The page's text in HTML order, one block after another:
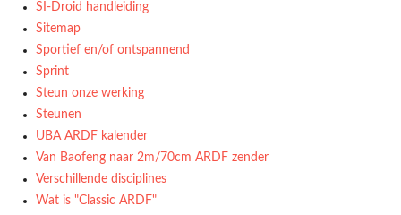
SI-Droid handleiding
Sitemap
Sportief en/of ontspannend
Sprint
Steun onze werking
Steunen
UBA ARDF kalender
Van Baofeng naar 2m/70cm ARDF zender
Verschillende disciplines
Wat is "Classic ARDF"